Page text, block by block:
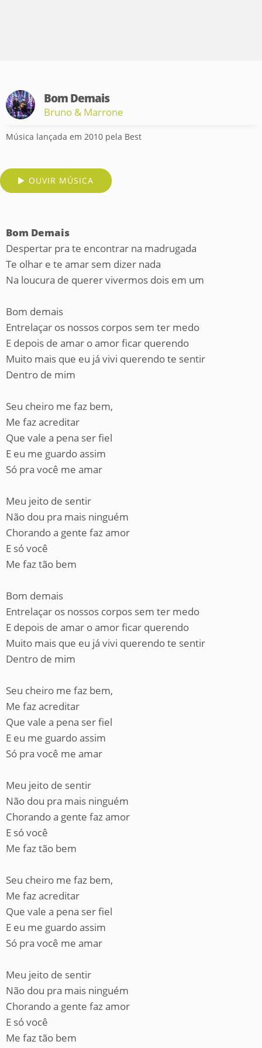
Bom Demais
Bruno & Marrone
Música lançada em 2010 pela Best
OUVIR MÚSICA
Bom Demais
Despertar pra te encontrar na madrugada
Te olhar e te amar sem dizer nada
Na loucura de querer vivermos dois em um
Bom demais
Entrelaçar os nossos corpos sem ter medo
E depois de amar o amor ficar querendo
Muito mais que eu já vivi querendo te sentir
Dentro de mim
Seu cheiro me faz bem,
Me faz acreditar
Que vale a pena ser fiel
E eu me guardo assim
Só pra você me amar
Meu jeito de sentir
Não dou pra mais ninguém
Chorando a gente faz amor
E só você
Me faz tão bem
Bom demais
Entrelaçar os nossos corpos sem ter medo
E depois de amar o amor ficar querendo
Muito mais que eu já vivi querendo te sentir
Dentro de mim
Seu cheiro me faz bem,
Me faz acreditar
Que vale a pena ser fiel
E eu me guardo assim
Só pra você me amar
Meu jeito de sentir
Não dou pra mais ninguém
Chorando a gente faz amor
E só você
Me faz tão bem
Seu cheiro me faz bem,
Me faz acreditar
Que vale a pena ser fiel
E eu me guardo assim
Só pra você me amar
Meu jeito de sentir
Não dou pra mais ninguém
Chorando a gente faz amor
E só você
Me faz tão bem